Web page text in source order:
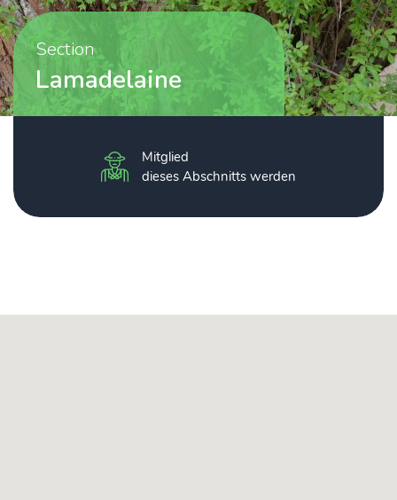
Section
Lamadelaine
Mitglied
dieses Abschnitts werden